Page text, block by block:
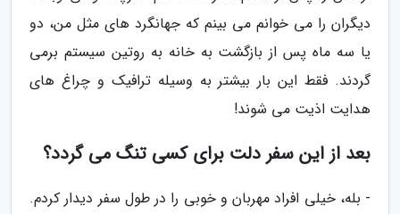
دیگران را می خوانم می بینم که جهانگرد های مثل من، دو
یا سه ماه پس از بازگشت به خانه به روتین سیستم برمی
گردند. فقط این بار بیشتر به وسیله ترافیک و چراغ های
هدایت اذیت می شوند!
بعد از این سفر دلت برای کسی تنگ می گردد؟
- بله، خیلی افراد مهربان و خوبی را در طول سفر دیدار کردم.